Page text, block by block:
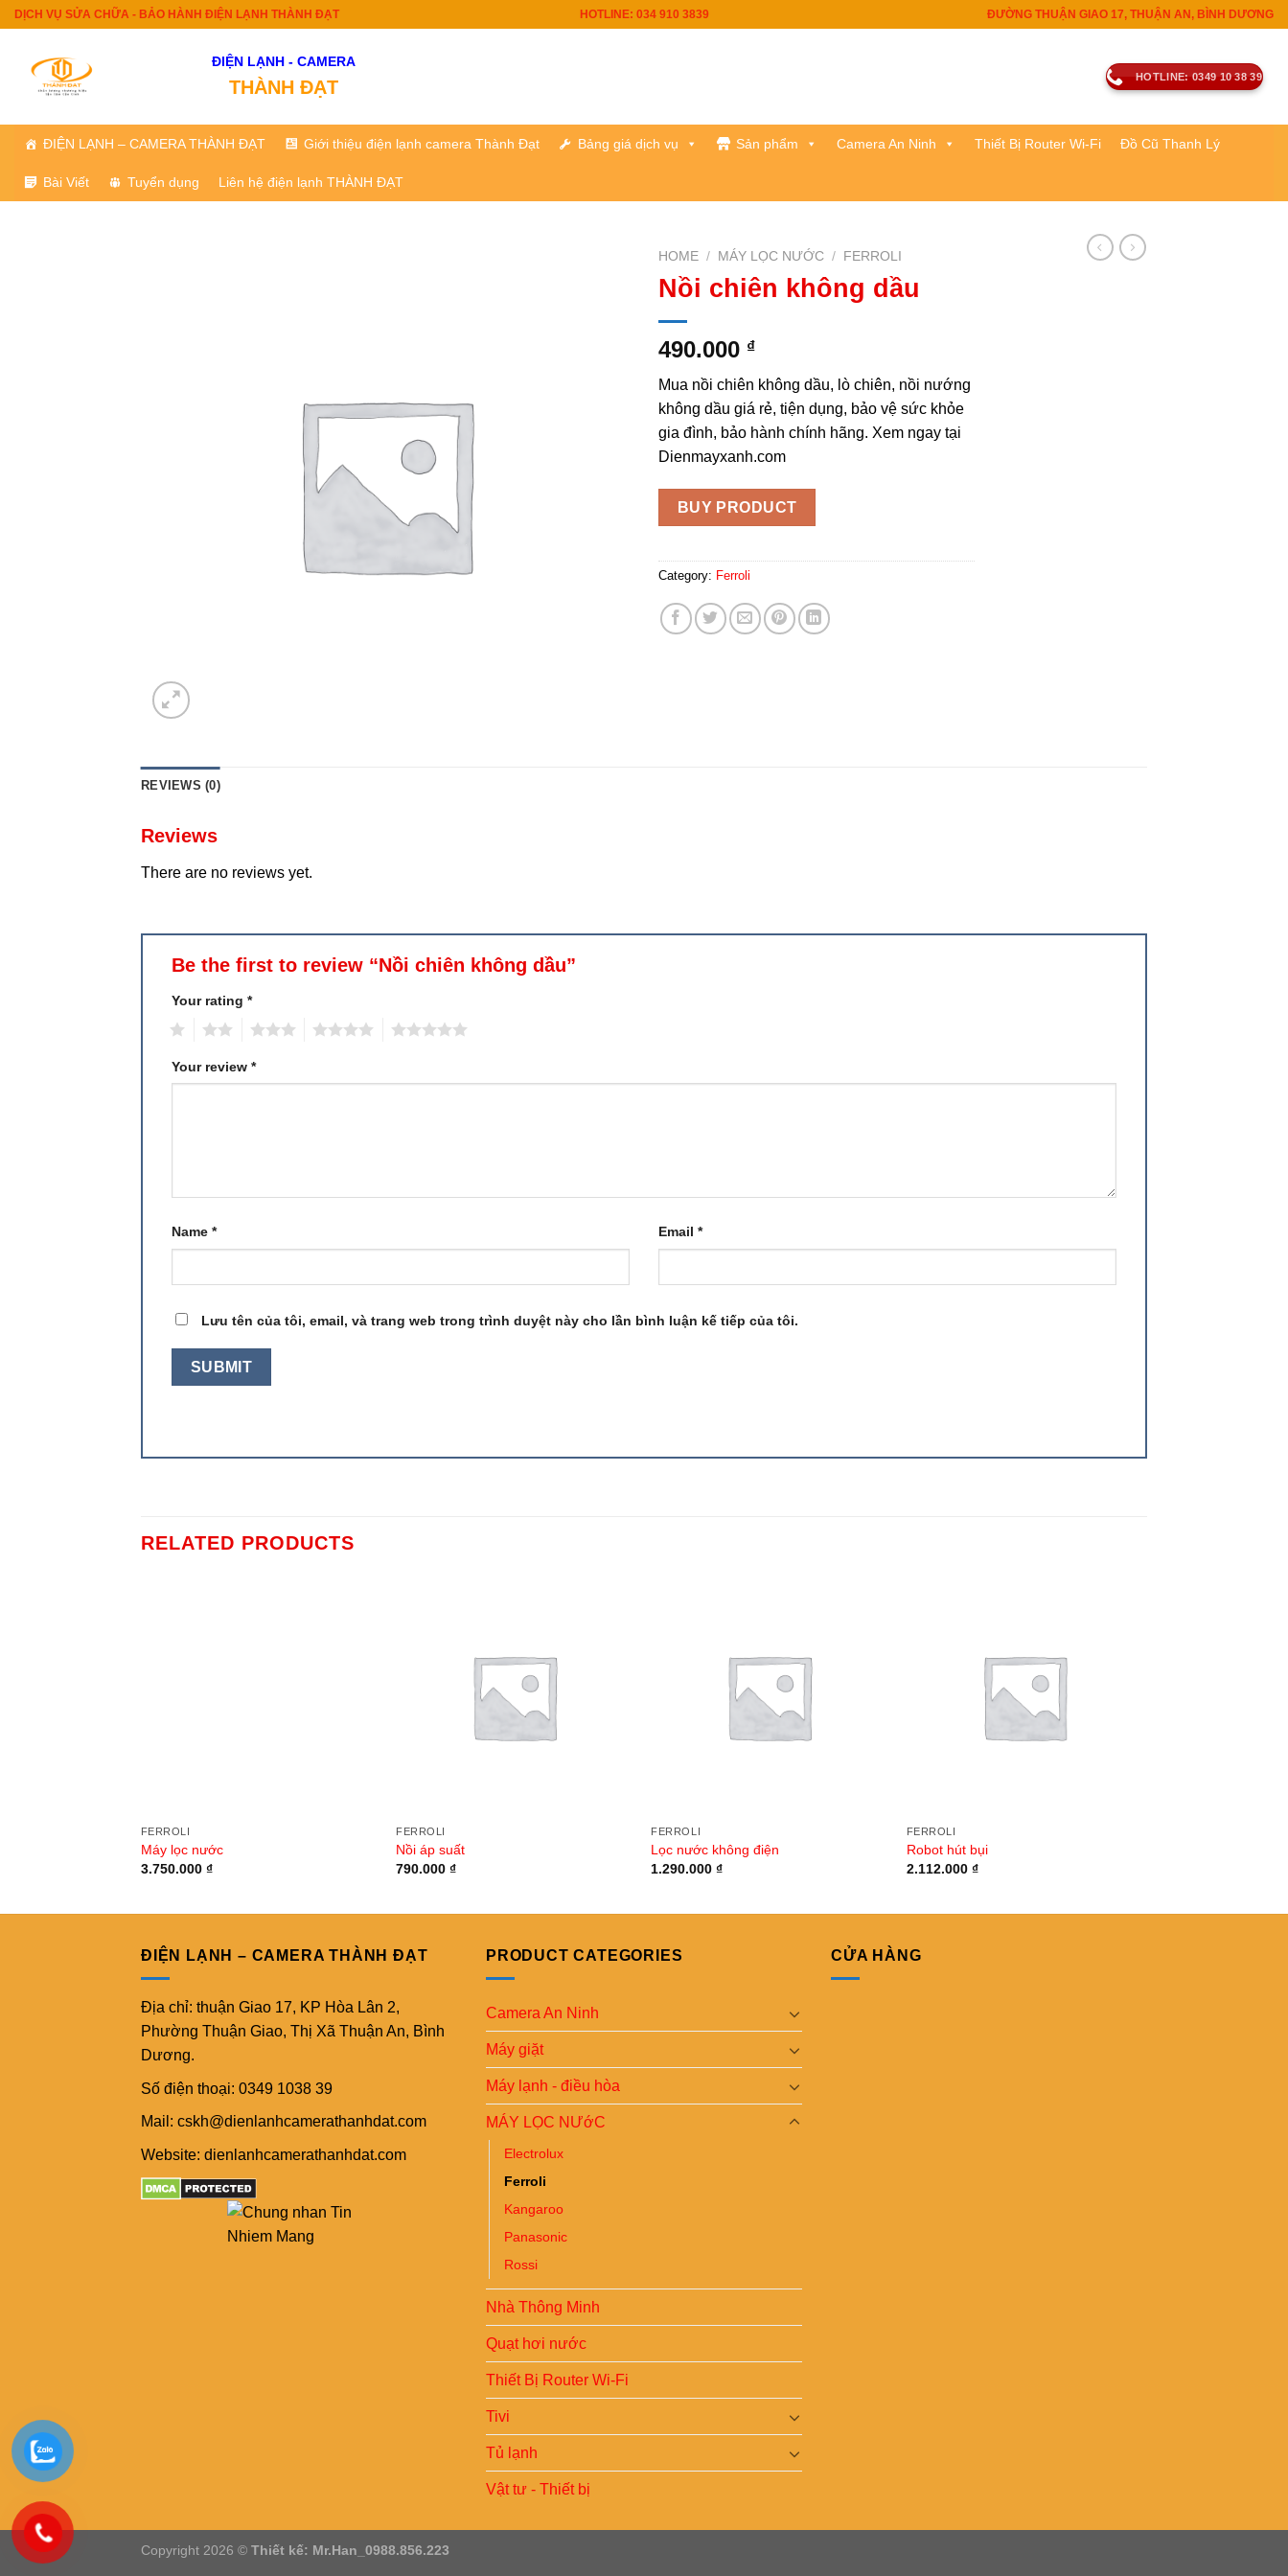
Skip
content
DỊCH VỤ SỬA CHỮA - BẢO HÀNH ĐIỆN LẠNH THÀNH ĐẠT HOTLINE: 034 910 3839 ĐƯỜNG THUẬN GIAO 17, THUẬN AN, BÌNH DƯƠNG
ĐIỆN LẠNH - CAMERA
THÀNH ĐẠT HOTLINE: 0349 10 38 39
ĐIỆN LẠNH – CAMERA THÀNH ĐẠT Giới thiệu điện lạnh camera Thành Đạt Bảng giá dịch vụ Sản phẩm Camera An Ninh Thiết Bị Router Wi-Fi Đồ Cũ Thanh Lý
Bài Viết Tuyển dụng Liên hệ điện lạnh THÀNH ĐẠT
HOME / MÁY LỌC NƯỚC / FERROLI
Nồi chiên không dầu
490.000 ₫
Mua nồi chiên không dầu, lò chiên, nồi nướng
không dầu giá rẻ, tiện dụng, bảo vệ sức khỏe
gia đình, bảo hành chính hãng. Xem ngay tại
Dienmayxanh.com
BUY PRODUCT
Category: Ferroli
REVIEWS (0)
Reviews
There are no reviews yet.
Be the first to review “Nồi chiên không dầu”
Your rating *
Your review *
Name * Email *
Lưu tên của tôi, email, và trang web trong trình duyệt này cho lần bình luận kế tiếp của tôi.
RELATED PRODUCTS
FERROLI
Máy lọc nước
3.750.000 ₫
FERROLI
Nồi áp suất
790.000₫
FERROLI
Lọc nước không điện
1.290.000₫
FERROLI
Robot hút bụi
2.112.000 ₫
ĐIỆN LẠNH – CAMERA THÀNH ĐẠT
Địa chỉ: thuận Giao 17, KP Hòa Lân 2,
Phường Thuận Giao, Thị Xã Thuận An, Bình
Dương.
Số điện thoại: 0349 1038 39
Mail: cskh@dienlanhcamerathanhdat.com
Website: dienlanhcamerathanhdat.com
PRODUCT CATEGORIES
Camera An Ninh
Máy giặt
Máy lạnh - điều hòa
MÁY LỌC NƯớC
Electrolux
Ferroli
Kangaroo
Panasonic
Rossi
Nhà Thông Minh
Quạt hơi nước
Thiết Bị Router Wi-Fi
Tivi
Tủ lạnh
Vật tư - Thiết bị
CỬA HÀNG
Copyright 2026 © Thiết kế: Mr.Han_0988.856.223